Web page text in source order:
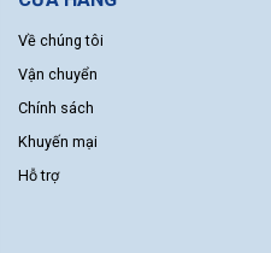
Về chúng tôi
Vận chuyển
Chính sách
Khuyến mại
Hỗ trợ